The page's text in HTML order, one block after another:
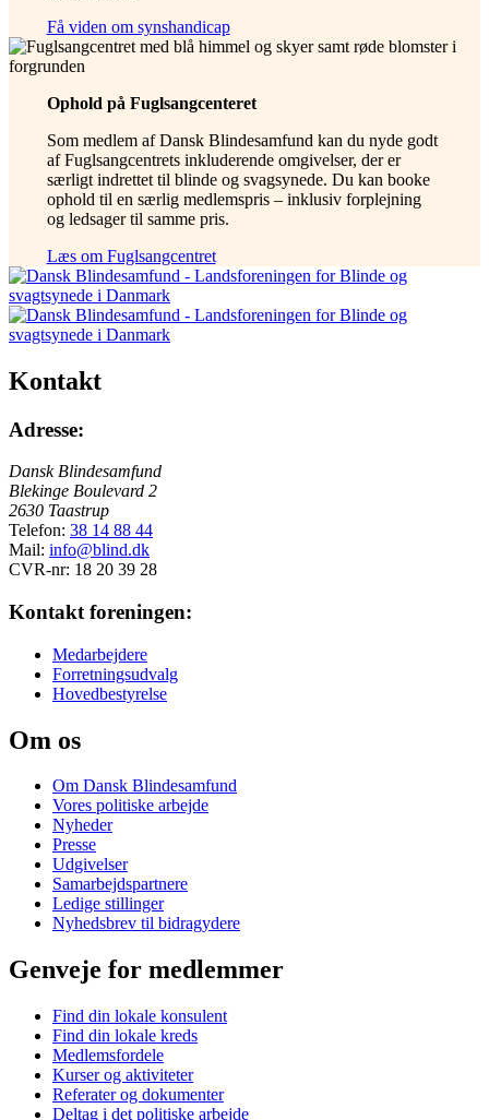
Få viden om synshandicap
Ophold på Fuglsangcenteret
Som medlem af Dansk Blindesamfund kan du nyde godt
af Fuglsangcentrets inkluderende omgivelser, der er
særligt indrettet til blinde og svagsynede. Du kan booke
ophold til en særlig medlemspris – inklusiv forplejning
og ledsager til samme pris.
Læs om Fuglsangcentret
Kontakt
Adresse:
Dansk Blindesamfund
Blekinge Boulevard 2
2630 Taastrup
Telefon: 38 14 88 44
Mail: info@blind.dk
CVR-nr: 18 20 39 28
Kontakt foreningen:
Medarbejdere
Forretningsudvalg
Hovedbestyrelse
Om os
Om Dansk Blindesamfund
Vores politiske arbejde
Nyheder
Presse
Udgivelser
Samarbejdspartnere
Ledige stillinger
Nyhedsbrev til bidragydere
Genveje for medlemmer
Find din lokale konsulent
Find din lokale kreds
Medlemsfordele
Kurser og aktiviteter
Referater og dokumenter
Deltag i det politiske arbejde